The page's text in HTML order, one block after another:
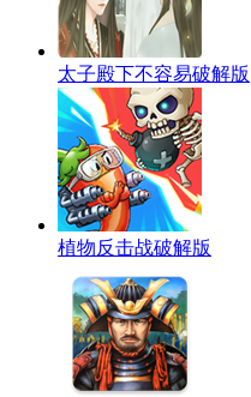
太子殿下不容易破解版
植物反击战破解版